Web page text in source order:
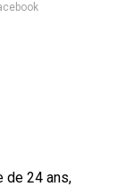
de 24 ans,